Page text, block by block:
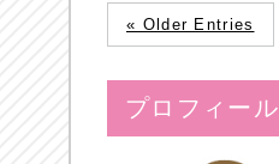
« Older Entries
プロフィール